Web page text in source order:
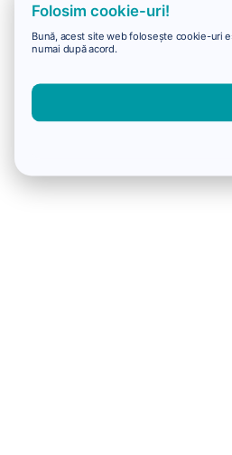
Folosim cookie-uri!
Bună, acest site web folosește cookie-uri
numai după acord.